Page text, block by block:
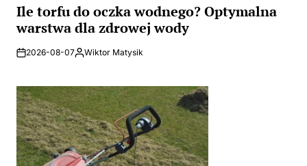
IN
Ile torfu do oczka wodnego? Optymalna
warstwa dla zdrowej wody
2026-08-07Posted
Wiktor Matysik